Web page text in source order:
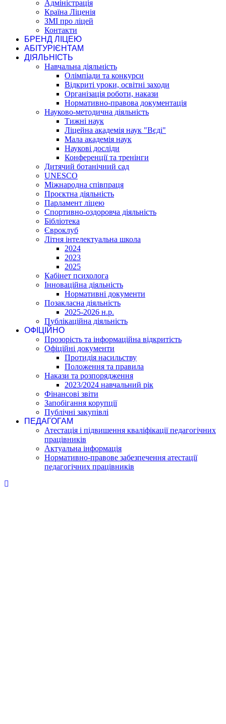
Адміністрація
Країна Ліценія
ЗМІ про ліцей
Контакти
БРЕНД ЛІЦЕЮ
АБІТУРІЄНТАМ
ДІЯЛЬНІСТЬ
Навчальна діяльність
Олімпіади та конкурси
Відкриті уроки, освітні заходи
Організація роботи, накази
Нормативно-правова документація
Науково-методична діяльність
Тижні наук
Ліцейна академія наук "Вєді"
Мала академія наук
Наукові досліди
Конференції та тренінги
Дитячий ботанічний сад
UNESCO
Міжнародна співпраця
Проєктна діяльність
Парламент ліцею
Спортивно-оздоровча діяльність
Бібліотека
Євроклуб
Літня інтелектуальна школа
2024
2023
2025
Кабінет психолога
Інноваційна діяльність
Нормативні документи
Позакласна діяльність
2025-2026 н.р.
Публікаційна діяльність
ОФІЦІЙНО
Прозорість та інформаційна відкритість
Офіційні документи
Протидія насильству
Положення та правила
Накази та розпорядження
2023/2024 навчальний рік
Фінансові звіти
Запобігання корупції
Публічні закупівлі
ПЕДАГОГАМ
Атестація і підвишення кваліфікації педагогічних
працівників
Актуальна інформація
Нормативно-правове забезпечення атестації
педагогічних працівників